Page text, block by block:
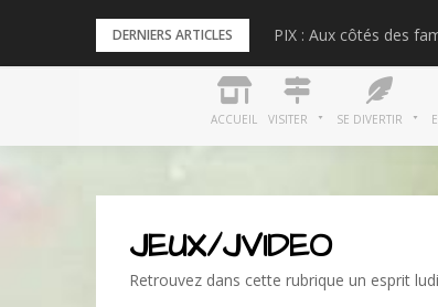
DERNIERS ARTICLES PIX : Aux côtés des
ACCUEIL VISITER SE DIVERTIR
JEUX/JVIDEO
Retrouvez dans cette rubrique un esprit